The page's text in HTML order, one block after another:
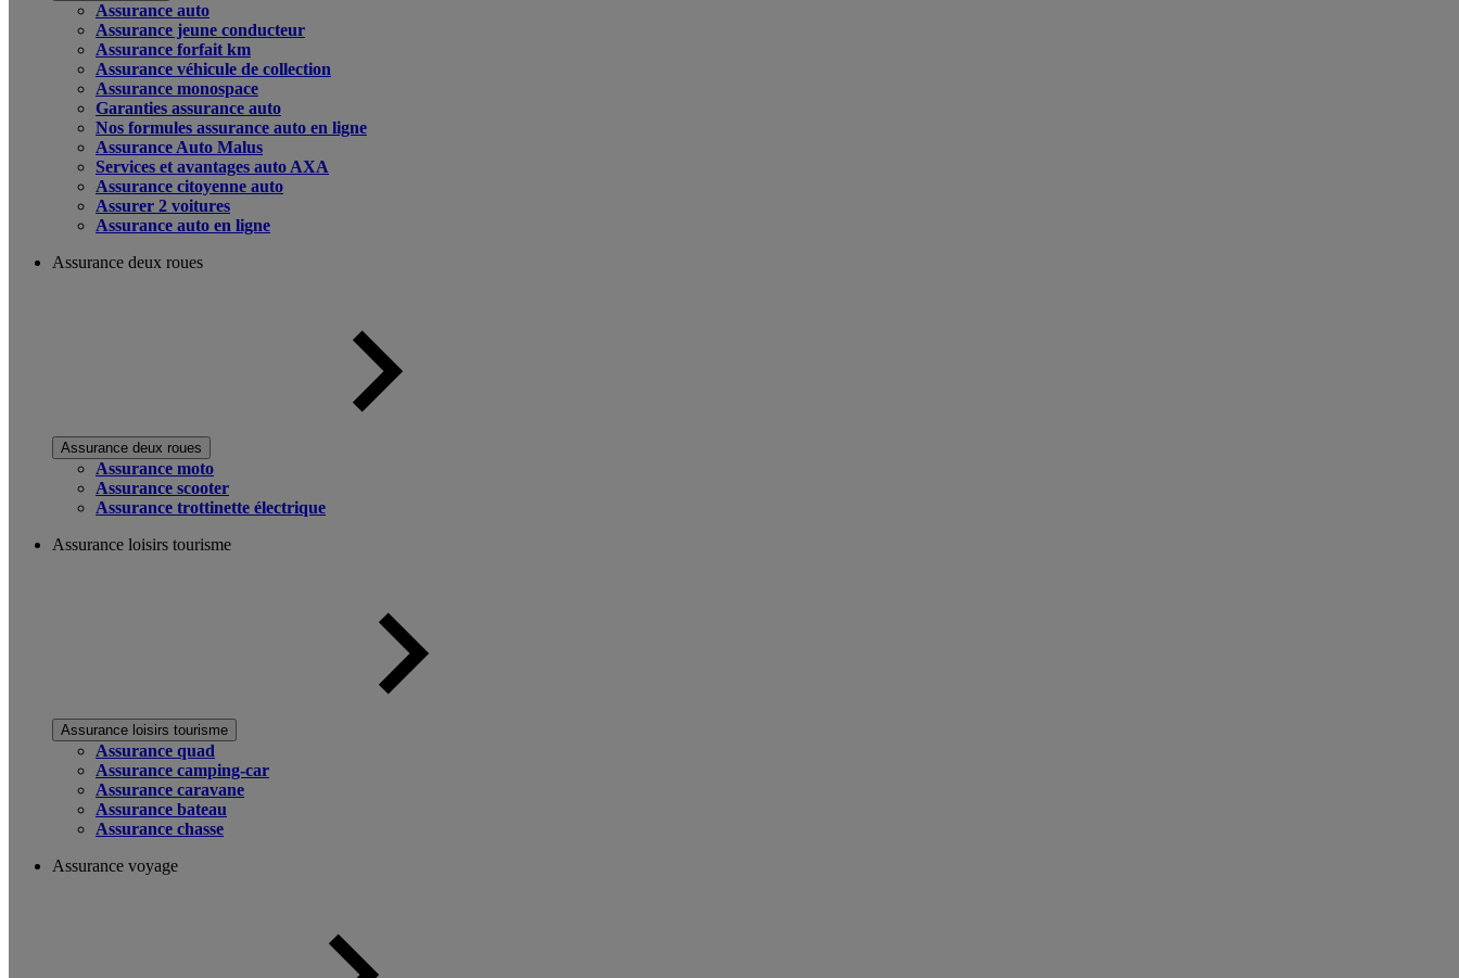
Assurance auto
Assurance jeune conducteur
Assurance forfait km
Assurance véhicule de collection
Assurance monospace
Garanties assurance auto
Nos formules assurance auto en ligne
Assurance Auto Malus
Services et avantages auto AXA
Assurance citoyenne auto
Assurer 2 voitures
Assurance auto en ligne
Assurance deux roues
Assurance deux roues
Assurance moto
Assurance scooter
Assurance trottinette électrique
Assurance loisirs tourisme
Assurance loisirs tourisme
Assurance quad
Assurance camping-car
Assurance caravane
Assurance bateau
Assurance chasse
Assurance voyage